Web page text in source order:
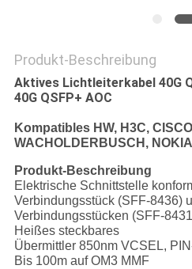
Produkt-Beschreibung
Aktives Lichtleiterkabel 40G
40G QSFP+ AOC
Kompatibles HW, H3C,
WACHOLDERBUSCH,
Produkt-Beschreibung
Elektrische Schnittstelle
Verbindungsstück (SFF-8436)
Verbindungsstücken (SFF-
Heißes steckbares
Übermittler 850nm VCSEL,
Bis 100m auf OM3 MMF